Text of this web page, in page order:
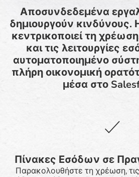
Αποσυνδεδεμένα
δημιουργούν κινδύνους.
κεντρικοποιεί τη
και τις λειτουργίες
αυτοματοποιημένο
πλήρη οικονομική
μέσα στο
Πίνακες Εσόδων σε
Παρακολουθήστε τη χρέωση,